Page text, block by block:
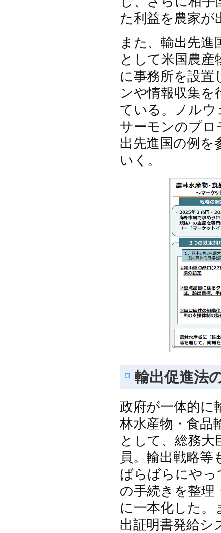
た利益を農家が
また、輸出先進
として米国農産
に事務所を設置
ンや情報収集
ている。ノルウ
サーモンのプ
出先進国の例を
いく。
輸出促進法
政府が一体的に
林水産物・食品
として、総務大
員。輸出戦略
ばらばらにやっ
の手続きを整理
に一本化した。
出証明書発給シ